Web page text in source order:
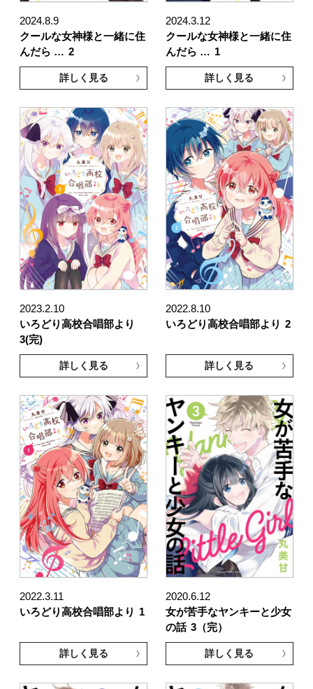
2024.8.9
クールな女神様と一緒に住
んだら … 2
詳しく見る
2024.3.12
クールな女神様と一緒に住
んだら … 1
詳しく見る
2023.2.10
いろどり高校合唱部より
3(完)
詳しく見る
2022.8.10
いろどり高校合唱部より 2
詳しく見る
2022.3.11
いろどり高校合唱部より
1
詳しく見る
2020.6.12
女が苦手なヤンキーと少女
の話 3（完）
詳しく見る